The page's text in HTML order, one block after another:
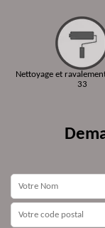
Nettoyage et
33